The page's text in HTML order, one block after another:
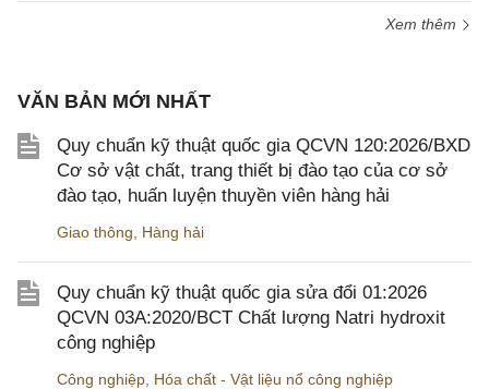
Xem thêm
VĂN BẢN MỚI NHẤT
Quy chuẩn kỹ thuật quốc gia QCVN 120:2026/BXD
Cơ sở vật chất, trang thiết bị đào tạo của cơ sở
đào tạo, huấn luyện thuyền viên hàng hải
Giao thông Hàng hải
Quy chuẩn kỹ thuật quốc gia sửa đổi 01:2026
QCVN 03A:2020/BCT Chất lượng Natri hydroxit
công nghiệp
Công nghiệp Hóa chất - Vật liệu nổ công nghiệp